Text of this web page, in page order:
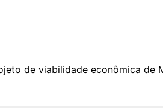
de viabilidade econômica de